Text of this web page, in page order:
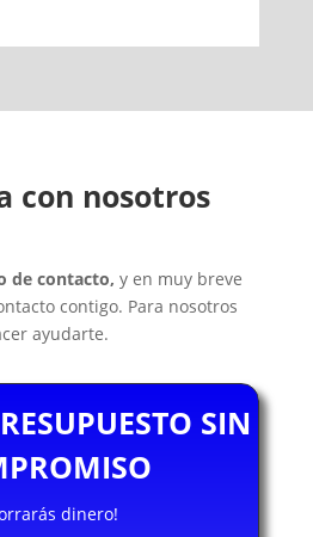
con nosotros
de contacto, y en muy breve
contigo. Para nosotros
ayudarte.
SIN
dinero!